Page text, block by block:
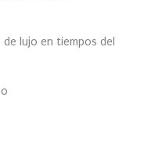
lujo en tiempos del